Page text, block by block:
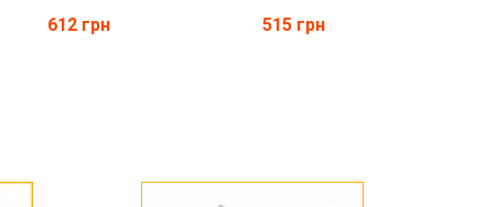
612 грн 515 грн